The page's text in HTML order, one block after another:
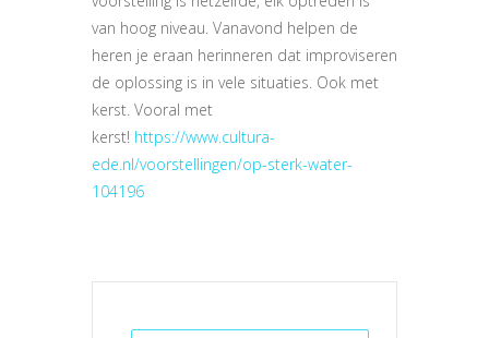
van hoog niveau. Vanavond helpen de
heren je eraan herinneren dat improviseren
de oplossing is in vele situaties. Ook met
kerst. Vooral met
kerst! https://www.cultura-
ede.nl/voorstellingen/op-sterk-water-
104196